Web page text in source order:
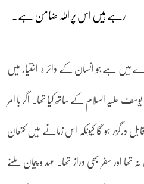
رہے ہیں اس پر اللہ ضامن ہے۔
میں ہے جو انسان کے دائرﮤ اختیار میں
علیہ السلام کے ساتھ کیا تھا۔ اگر با امر
درگزر ہو گا کیونکہ اس زمانے میں کنعان
اور سفر بھی دراز تھا۔ عہد و پیمان ملنے